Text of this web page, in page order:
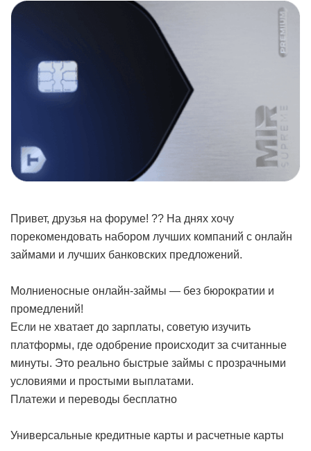
Привет, друзья на форуме! ?? На днях хочу
порекомендовать набором лучших компаний с онлайн
займами и лучших банковских предложений.
Молниеносные онлайн-займы — без бюрократии и
промедлений!
Если не хватает до зарплаты, советую изучить
платформы, где одобрение происходит за считанные
минуты. Это реально быстрые займы с прозрачными
условиями и простыми выплатами.
Платежи и переводы бесплатно
Универсальные кредитные карты и расчетные карты